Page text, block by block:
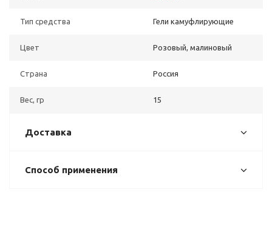
Тип средства Гели камуфлирующие
Цвет Розовый, малиновый
Страна Россия
Вес, гр 15
Доставка
Способ применения